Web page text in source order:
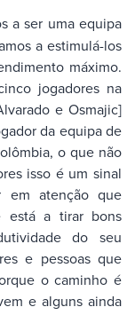
a ser uma equipa
a estimulá-los
máximo.
jogadores na
e Osmajic]
da equipa de
o que não
isso é um sinal
em atenção que
está a tirar bons
do seu
e pessoas que
o caminho é
e alguns ainda